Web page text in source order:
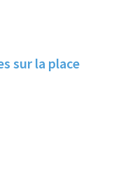
sur la place